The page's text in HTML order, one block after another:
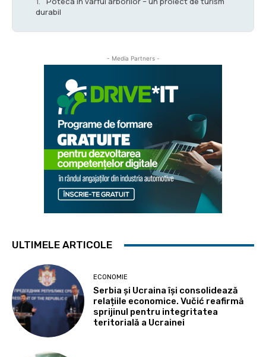
durabil
- Media Partners -
ULTIMELE ARTICOLE
ECONOMIE
Serbia și Ucraina își consolidează
relațiile economice. Vučić reafirmă
sprijinul pentru integritatea
teritorială a Ucrainei